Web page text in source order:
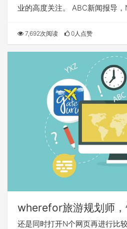
业的高度关注。 ABC新闻报导
7,692次阅读 0人点赞
wherefor旅游规划师
还是同时打开N个网页再进行比